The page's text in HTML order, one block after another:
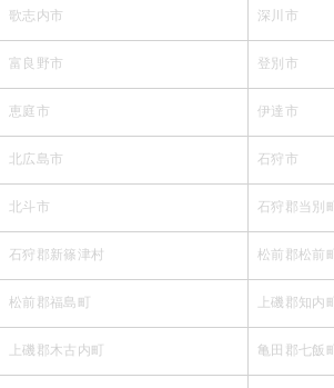
歌志内市 深川市
富良野市 登別市
恵庭市 伊達市
北広島市 石狩市
北斗市 石狩郡当別町
石狩郡新篠津村 松前郡松前町
松前郡福島町 上磯郡知内町
上磯郡木古内町 亀田郡七飯町